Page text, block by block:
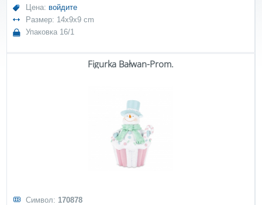
Цена: войдите
Размер: 14x9x9 cm
Упаковка 16/1
Figurka Bałwan-Prom.
Символ: 170878